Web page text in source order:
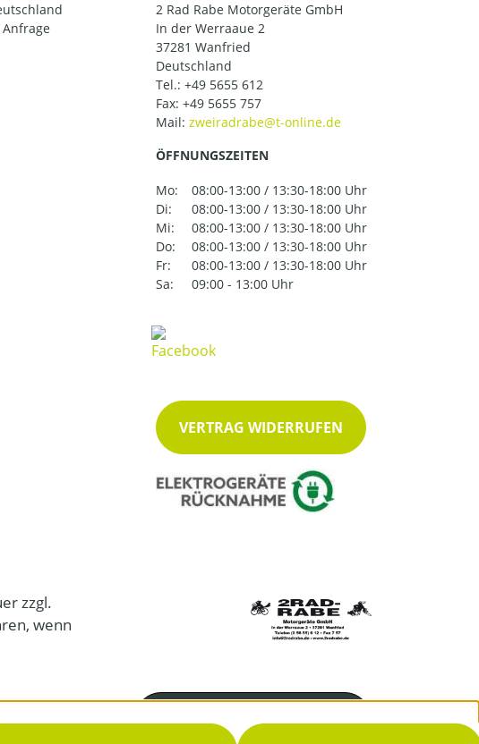
2 Rad Rabe Motorgeräte GmbH
In der Werraaue 2
37281 Wanfried
Deutschland
Tel.: +49 5655 612
Fax: +49 5655 757
Mail:
ÖFFNUNGSZEITEN
Mo:
08:00-13:00 / 13:30-18:00 Uhr
Di:
08:00-13:00 / 13:30-18:00 Uhr
Mi:
08:00-13:00 / 13:30-18:00 Uhr
Do:
08:00-13:00 / 13:30-18:00 Uhr
Fr:
08:00-13:00 / 13:30-18:00 Uhr
Sa:
09:00 - 13:00 Uhr
VERTRAG WIDERRUFEN
zzgl.
wenn
05655 612